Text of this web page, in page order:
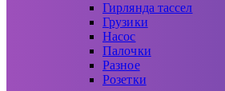
Гирлянда тассел
Грузики
Насос
Палочки
Разное
Розетки